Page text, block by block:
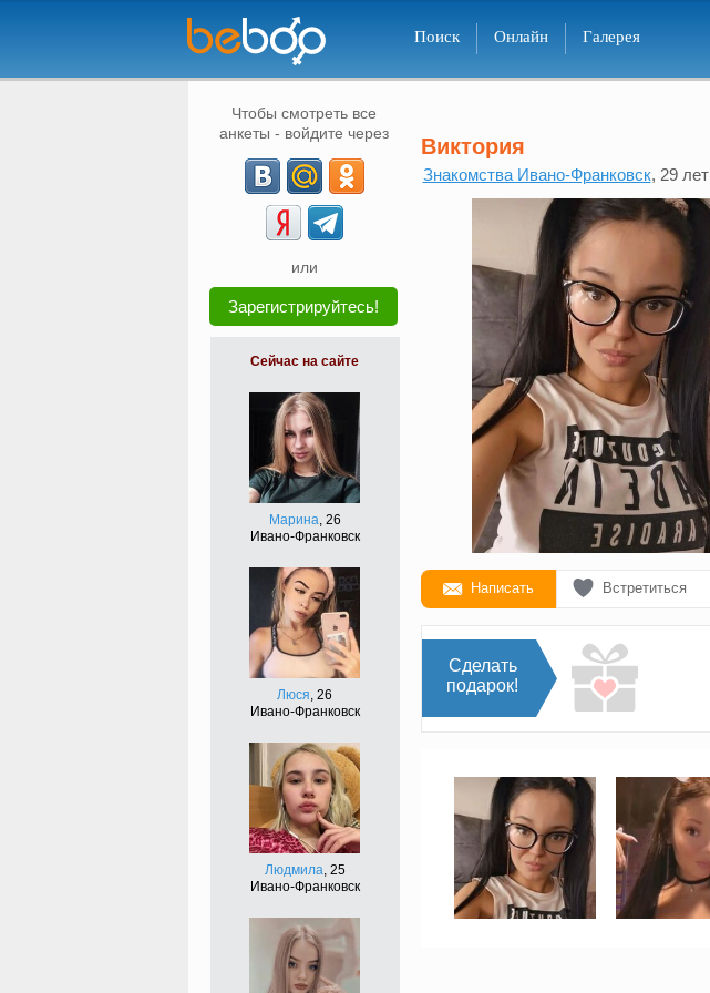
Поиск Онлайн Галерея
Чтобы смотреть все
анкеты - войдите через
или
Зарегистрируйтесь!
Сейчас на сайте
Марина, 26
Ивано-Франковск
Люся, 26
Ивано-Франковск
Людмила, 25
Ивано-Франковск
Виктория
Знакомства Ивано-Франковск, 29 лет
Написать Встретиться
Сделать
подарок!